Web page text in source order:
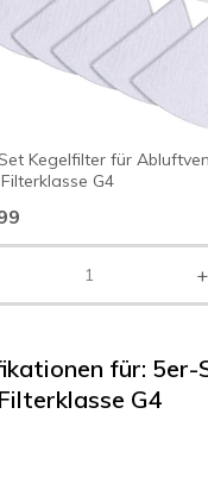
Kegelfilter für
G4
+
für:
G4